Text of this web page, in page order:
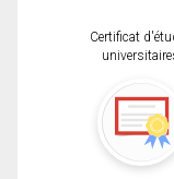
Certificat